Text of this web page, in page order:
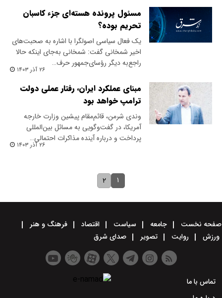
مسئول پرونده هسته‌ای جزء کاسبان
تحریم بوده؟
یک فعال سیاسی اصولگرا با اشاره به صحبت‌های
اخیر شمخانی گفت: شمخانی به‌جای اینکه حالا
راجع‌به دیگر رؤسای‌جمهور حرف…
۲۶ آذر ۱۴۰۳
مبنای عملکرد ایران، رفتار عملی دولت
ترامپ خواهد بود
وندی شرمن، قائم‌مقام پیشین وزارت خارجه
آمریکا، در گفت‌وگویی به مسائل بین‌المللی
پرداخت و درباره آینده مذاکرات احتمالی…
۲۶ آذر ۱۴۰۳
۱ ۲
صفحه نخست جامعه سیاست اقتصاد
فرهنگ و هنر
ورزش
روایت تصویر صدای شرق
تماس با ما